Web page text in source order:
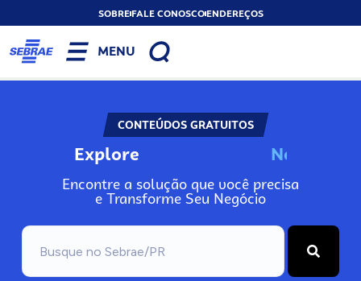
SOBREFALE CONOSCOENDEREÇOS
MENU
CONTEÚDOS GRATUITOS
Explore No
Encontre a solução que você precisa
e Transforme Seu Negócio